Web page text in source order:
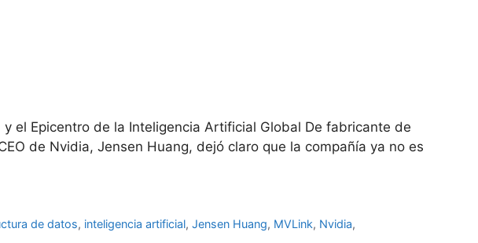
el Epicentro de la Inteligencia Artificial Global De fabricante de
de Nvidia, Jensen Huang, dejó claro que la compañía ya no es
de datos, inteligencia artificial,Jensen Huang, MVLink, Nvidia,